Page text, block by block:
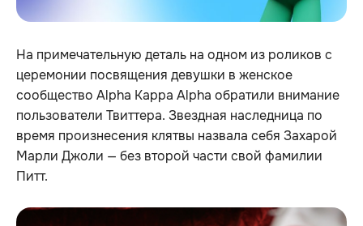
На примечательную деталь на одном из роликов с
церемонии посвящения девушки в женское
сообщество Alpha Kappa Alpha обратили внимание
пользователи Твиттера. Звездная наследница по
время произнесения клятвы назвала себя Захарой
Марли Джоли — без второй части свой фамилии
Питт.